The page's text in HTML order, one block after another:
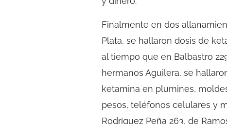
Finalmente en dos
Plata, se hallaron dosis de
al tiempo que en Balbastro
hermanos Aguilera, se
ketamina en plumines,
pesos, teléfonos celulares y
Rodríguez Peña 263, de